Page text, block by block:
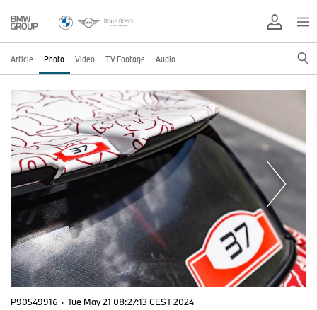
Article Photo Video TV Footage Audio
P90549916 · Tue May 21 08:27:13 CEST 2024